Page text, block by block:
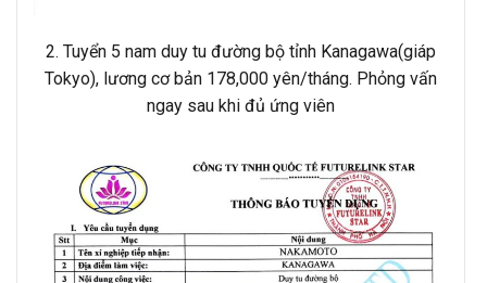
2. Tuyển 5 nam duy tu đường bộ tỉnh Kanagawa(giáp
Tokyo), lương cơ bản 178,000 yên/tháng. Phỏng vấn
ngay sau khi đủ ứng viên